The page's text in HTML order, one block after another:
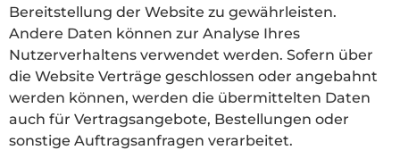
Bereitstellung der Website zu gewährleisten.
Andere Daten können zur Analyse Ihres
Nutzerverhaltens verwendet werden. Sofern über
die Website Verträge geschlossen oder angebahnt
werden können, werden die übermittelten Daten
auch für Vertragsangebote, Bestellungen oder
sonstige Auftragsanfragen verarbeitet.